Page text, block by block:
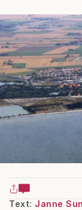
Text: Janne